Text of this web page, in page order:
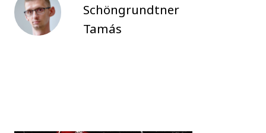
Schöngrundtner
Tamás